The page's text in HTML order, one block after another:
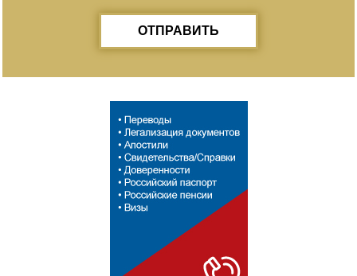
ОТПРАВИТЬ